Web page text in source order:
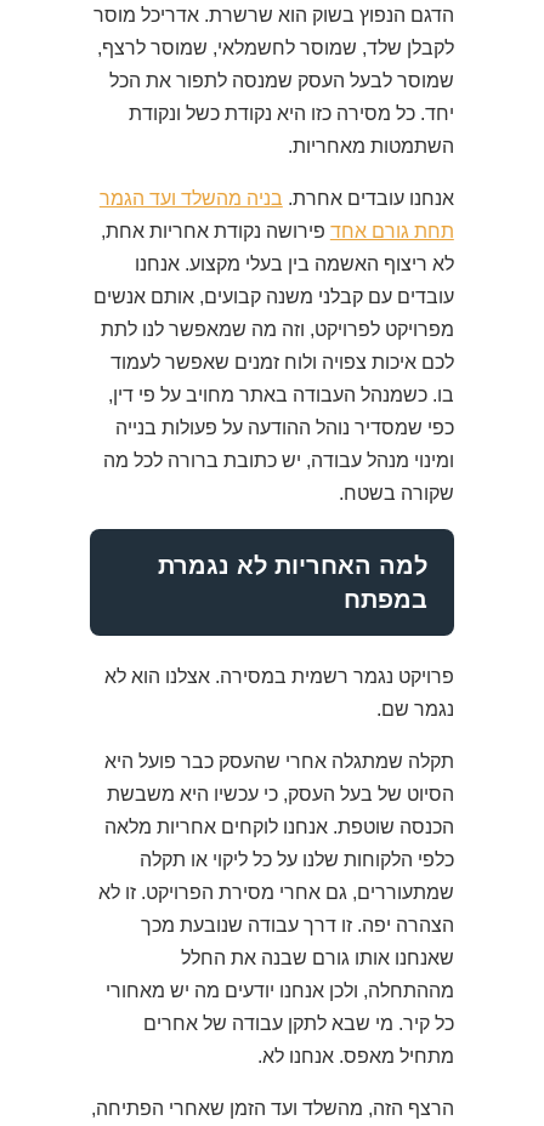
הדגם הנפוץ בשוק הוא שרשרת. אדריכל מוסר
לקבלן שלד, שמוסר לחשמלאי, שמוסר לרצף,
שמוסר לבעל העסק שמנסה לתפור את הכל
יחד. כל מסירה כזו היא נקודת כשל ונקודת
השתמטות מאחריות.
אנחנו עובדים אחרת. בניה מהשלד ועד הגמר
תחת גורם אחד פירושה נקודת אחריות אחת,
לא ריצוף האשמה בין בעלי מקצוע. אנחנו
עובדים עם קבלני משנה קבועים, אותם אנשים
מפרויקט לפרויקט, וזה מה שמאפשר לנו לתת
לכם איכות צפויה ולוח זמנים שאפשר לעמוד
בו. כשמנהל העבודה באתר מחויב על פי דין,
כפי שמסדיר נוהל ההודעה על פעולות בנייה
ומינוי מנהל עבודה, יש כתובת ברורה לכל מה
שקורה בשטח.
למה האחריות לא נגמרת
במפתח
פרויקט נגמר רשמית במסירה. אצלנו הוא לא
נגמר שם.
תקלה שמתגלה אחרי שהעסק כבר פועל היא
הסיוט של בעל העסק, כי עכשיו היא משבשת
הכנסה שוטפת. אנחנו לוקחים אחריות מלאה
כלפי הלקוחות שלנו על כל ליקוי או תקלה
שמתעוררים, גם אחרי מסירת הפרויקט. זו לא
הצהרה יפה. זו דרך עבודה שנובעת מכך
שאנחנו אותו גורם שבנה את החלל
מההתחלה, ולכן אנחנו יודעים מה יש מאחורי
כל קיר. מי שבא לתקן עבודה של אחרים
מתחיל מאפס. אנחנו לא.
הרצף הזה, מהשלד ועד הזמן שאחרי הפתיחה,